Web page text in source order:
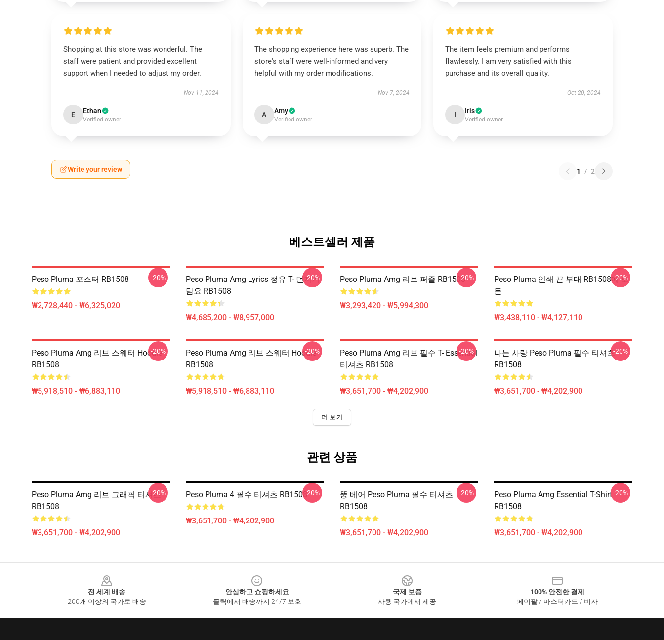
Shopping at this store was wonderful. The
staff were patient and provided excellent
support when I needed to adjust my order.
Nov 11, 2024
E Ethan
Verified owner
The shopping experience here was superb. The
store's staff were well-informed and very
helpful with my order modifications.
Nov 7, 2024
A Amy
Verified owner
The item feels premium and performs
flawlessly. I am very satisfied with this
purchase and its overall quality.
Oct 20, 2024
I Iris
Verified owner
Write your review 1 / 2
베스트셀러 제품
Peso Pluma 포스터 RB1508
₩2,728,440 - ₩6,325,020
-20%
Peso Pluma Amg Lyrics 정유 T- 던지기
담요 RB1508
₩4,685,200 - ₩8,957,000
-20% Peso Pluma Amg 리브 퍼즐 RB1508
₩3,293,420 - ₩5,994,300
-20%
Peso Pluma 인쇄 끈 부대 RB1508에 모
든
₩3,438,110 - ₩4,127,110
-20%
Peso Pluma Amg 리브 스웨터 Hoodie
RB1508
₩5,918,510 - ₩6,883,110
-20%
Peso Pluma Amg 리브 스웨터 Hoodie
RB1508
₩5,918,510 - ₩6,883,110
-20%
Peso Pluma Amg 리브 필수 T- Essential
티셔츠 RB1508
₩3,651,700 - ₩4,202,900
-20%
나는 사랑 Peso Pluma 필수 티셔츠
RB1508
₩3,651,700 - ₩4,202,900
-20%
더 보기
관련 상품
Peso Pluma Amg 리브 그래픽 티셔츠
RB1508
₩3,651,700 - ₩4,202,900
-20% Peso Pluma 4 필수 티셔츠 RB1508
₩3,651,700 - ₩4,202,900
-20%
뚱 베어 Peso Pluma 필수 티셔츠
RB1508
₩3,651,700 - ₩4,202,900
-20%
Peso Pluma Amg Essential T-Shirt
RB1508
₩3,651,700 - ₩4,202,900
-20%
전 세계 배송
200개 이상의 국가로 배송
안심하고 쇼핑하세요
클릭에서 배송까지 24/7 보호
국제 보증
사용 국가에서 제공
100% 안전한 결제
페이팔 / 마스터카드 / 비자